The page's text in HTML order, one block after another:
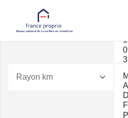
Rayon km